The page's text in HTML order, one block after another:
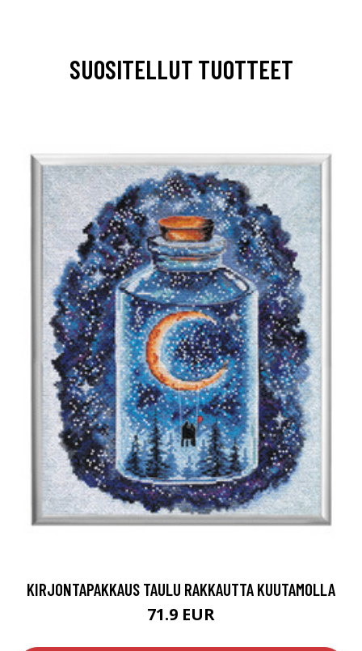
SUOSITELLUT TUOTTEET
KIRJONTAPAKKAUS TAULU RAKKAUTTA KUUTAMOLLA
71.9 EUR